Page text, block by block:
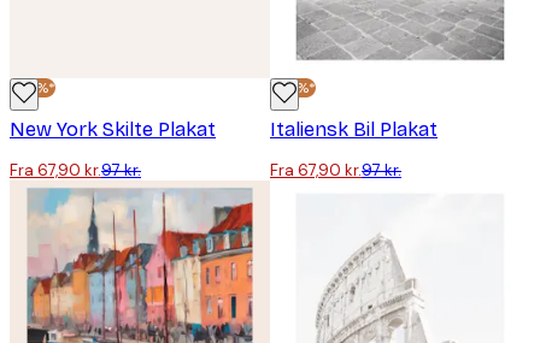
-30%*
New York Skilte Plakat
Fra 67,90 kr.97 kr.
-30%*
Italiensk Bil Plakat
Fra 67,90 kr.97 kr.